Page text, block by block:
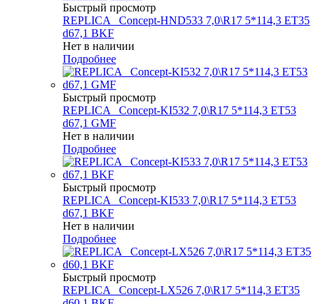
Быстрый просмотр
REPLICA _Concept-HND533 7,0\R17 5*114,3 ET35
d67,1 BKF
Нет в наличии
Подробнее
Быстрый просмотр
REPLICA _Concept-KI532 7,0\R17 5*114,3 ET53
d67,1 GMF
Нет в наличии
Подробнее
Быстрый просмотр
REPLICA _Concept-KI533 7,0\R17 5*114,3 ET53
d67,1 BKF
Нет в наличии
Подробнее
Быстрый просмотр
REPLICA _Concept-LX526 7,0\R17 5*114,3 ET35